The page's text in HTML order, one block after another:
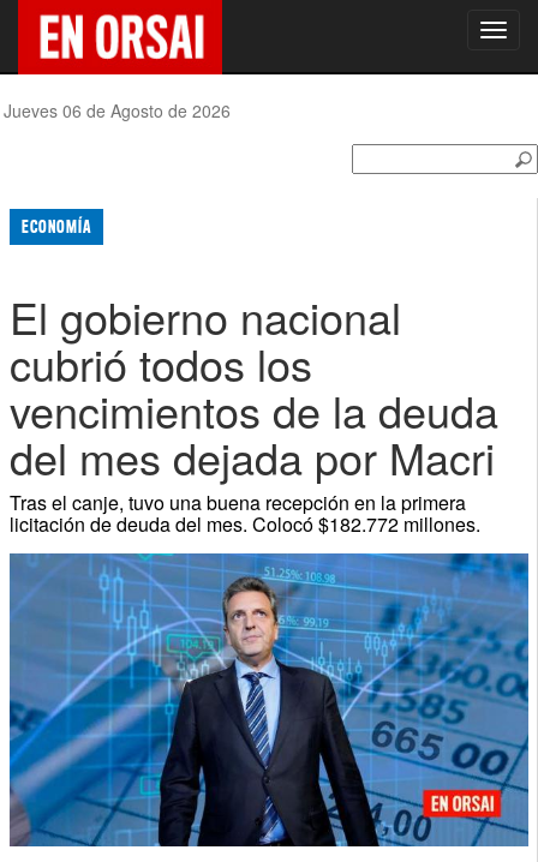
Jueves 06 de Agosto de 2026
ECONOMÍA
El gobierno nacional
cubrió todos los
vencimientos de la deuda
del mes dejada por Macri
Tras el canje, tuvo una buena recepción en la primera
licitación de deuda del mes. Colocó $182.772 millones.